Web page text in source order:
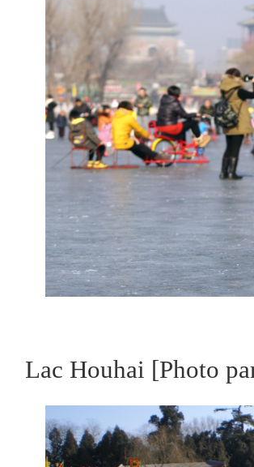
Lac Houhai [Photo